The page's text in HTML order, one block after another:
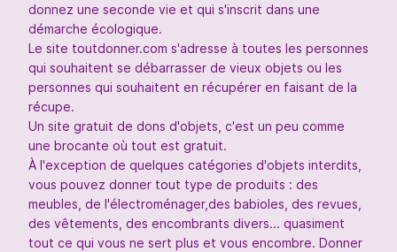
donnez une seconde vie et qui s'inscrit dans une
démarche écologique.
Le site toutdonner.com s'adresse à toutes les personnes
qui souhaitent se débarrasser de vieux objets ou les
personnes qui souhaitent en récupérer en faisant de la
récupe.
Un site gratuit de dons d'objets, c'est un peu comme
une brocante où tout est gratuit.
À l'exception de quelques catégories d'objets interdits,
vous pouvez donner tout type de produits : des
meubles, de l'électroménager,des babioles, des revues,
des vêtements, des encombrants divers... quasiment
tout ce qui vous ne sert plus et vous encombre. Donner